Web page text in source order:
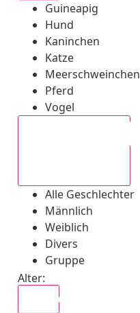
Guineapig
Hund
Kaninchen
Katze
Meerschweinchen
Pferd
Vogel
Alle Geschlechter
Männlich
Weiblich
Divers
Gruppe
Alter: